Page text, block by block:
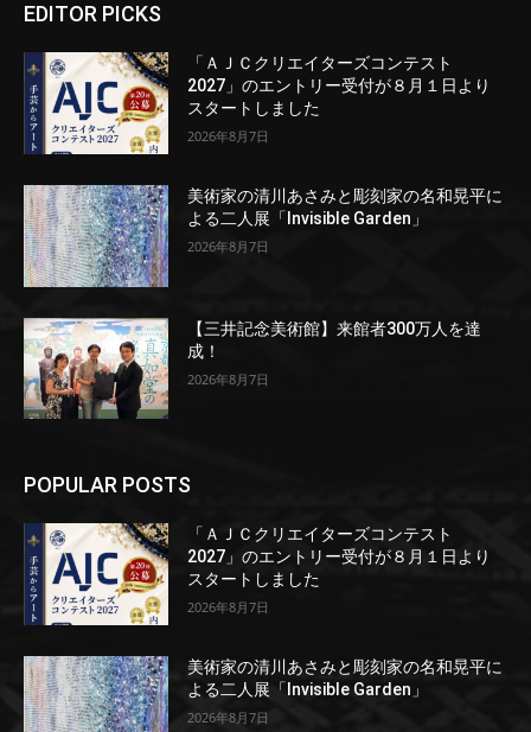
EDITOR PICKS
「ＡＪＣクリエイターズコンテスト
2027」のエントリー受付が８月１日より
スタートしました
2026年8月7日
美術家の清川あさみと彫刻家の名和晃平に
よる二人展「Invisible Garden」
2026年8月7日
【三井記念美術館】来館者300万人を達
成！
2026年8月7日
POPULAR POSTS
「ＡＪＣクリエイターズコンテスト
2027」のエントリー受付が８月１日より
スタートしました
2026年8月7日
美術家の清川あさみと彫刻家の名和晃平に
よる二人展「Invisible Garden」
2026年8月7日